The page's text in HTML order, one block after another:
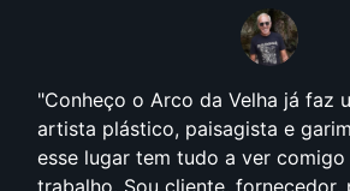
Conheço o Arco da Velha já faz
artista plástico, paisagista e
esse lugar tem tudo a ver
trabalho. Sou cliente, fornecedor,